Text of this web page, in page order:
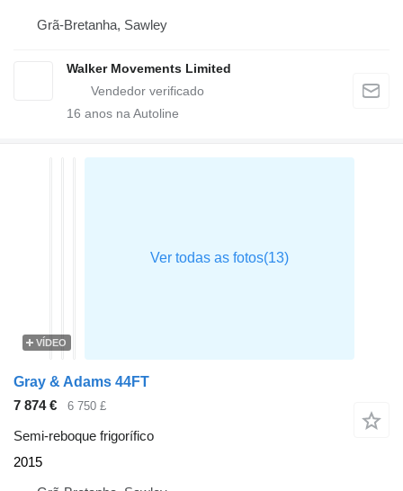
Grã-Bretanha, Sawley
Walker Movements Limited
16 anos na Autoline
VÍDEO
Gray & Adams 44FT
7 874 €
6 750 £
Semi-reboque frigorífico
2015